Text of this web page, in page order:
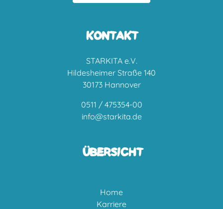
KONTAKT
STARKITA e.V.
Hildesheimer Straße 140
30173 Hannover
0511 / 475354-00
info@starkita.de
ÜBERSICHT
Home
Karriere